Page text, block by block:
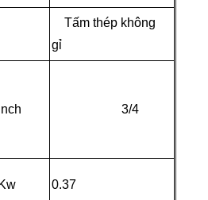
Tấm thép không
gỉ
3/4
Kw 0.37